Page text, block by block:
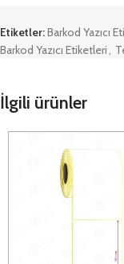
Etiketler:Barkod Yazıcı
Barkod Yazıcı Etiketleri,
İlgili ürünler